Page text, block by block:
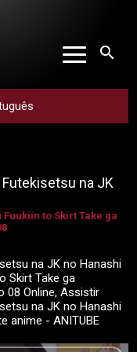
search
na JK
Fuukiin to Skirt Take ga
na JK no Hanashi
Skirt Take ga
08 Online, Assistir
na JK no Hanashi
anime - ANITUBE